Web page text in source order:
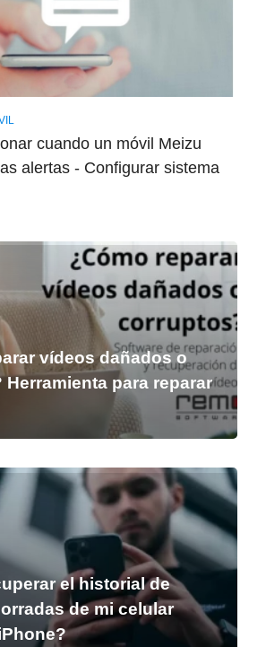
cuando un móvil Meizu
alertas - Configurar sistema
vídeos dañados o
para reparar
el historial de
de mi celular